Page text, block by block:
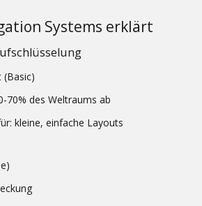
Systems erklärt
(Basic)
70% des Weltraums ab
kleine, einfache Layouts